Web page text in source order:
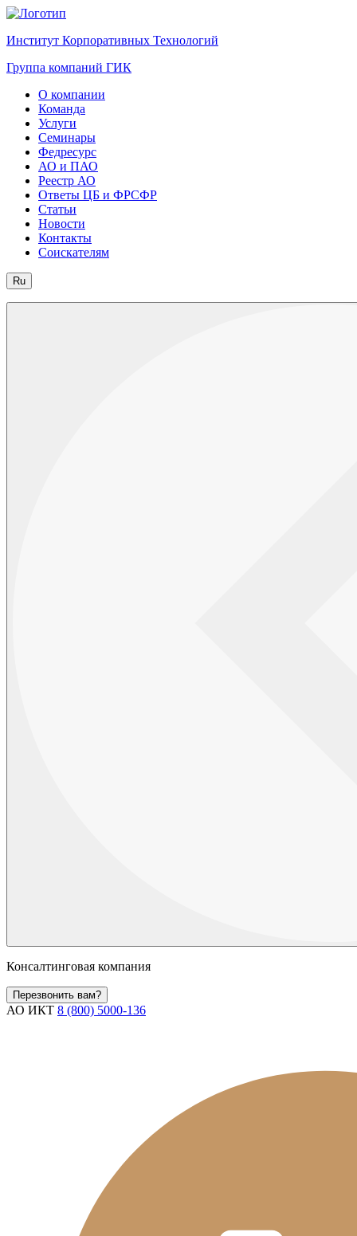
Институт Корпоративных Технологий
Группа компаний ГИК
О компании
Команда
Услуги
Семинары
Федресурс
АО и ПАО
Реестр АО
Ответы ЦБ и ФРСФР
Статьи
Новости
Контакты
Соискателям
Ru
Консалтинговая компания
Перезвонить вам?
АО ИКТ 8 (800) 5000-136